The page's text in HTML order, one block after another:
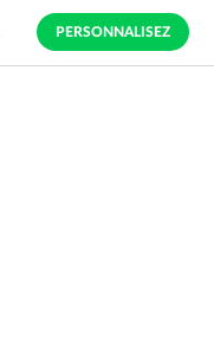
PERSONNALISEZ